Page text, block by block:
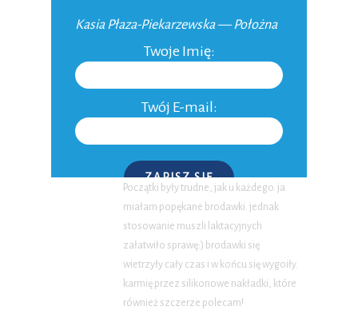
w 37 tygodniu ciąży.
piersią. Mój brzdąc ma 6 tygodni.
Początki były trudne, jak u każdego. ja
miałam popękane brodawki. jednak
stosowanie muszli laktacyjnych
załatwiło sprawę:) brodawki się
wietrzyły cały czas i w końcu się wygoiły.
karmię przez silikonowe nakładki, które
również szczerze polecam!
Kasia Płaza-Piekarzewska — Położna
Twoje Imię:
Twój E-mail:
ZAPISZ SIĘ